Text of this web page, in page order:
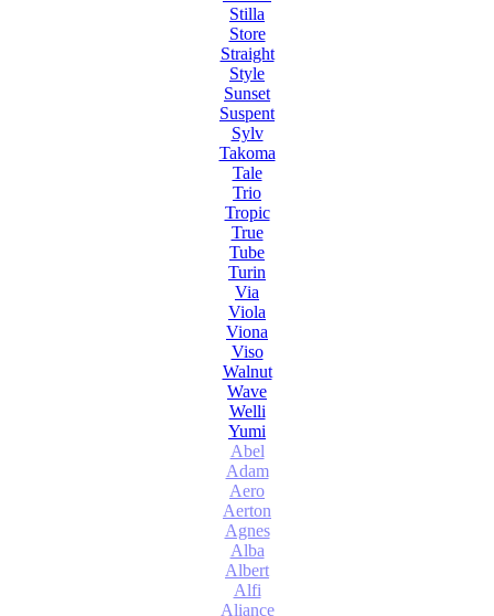
Stilla
Store
Straight
Style
Sunset
Suspent
Sylv
Takoma
Tale
Trio
Tropic
True
Tube
Turin
Via
Viola
Viona
Viso
Walnut
Wave
Welli
Yumi
Abel
Adam
Aero
Aerton
Agnes
Alba
Albert
Alfi
Aliance